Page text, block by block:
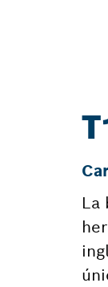
La